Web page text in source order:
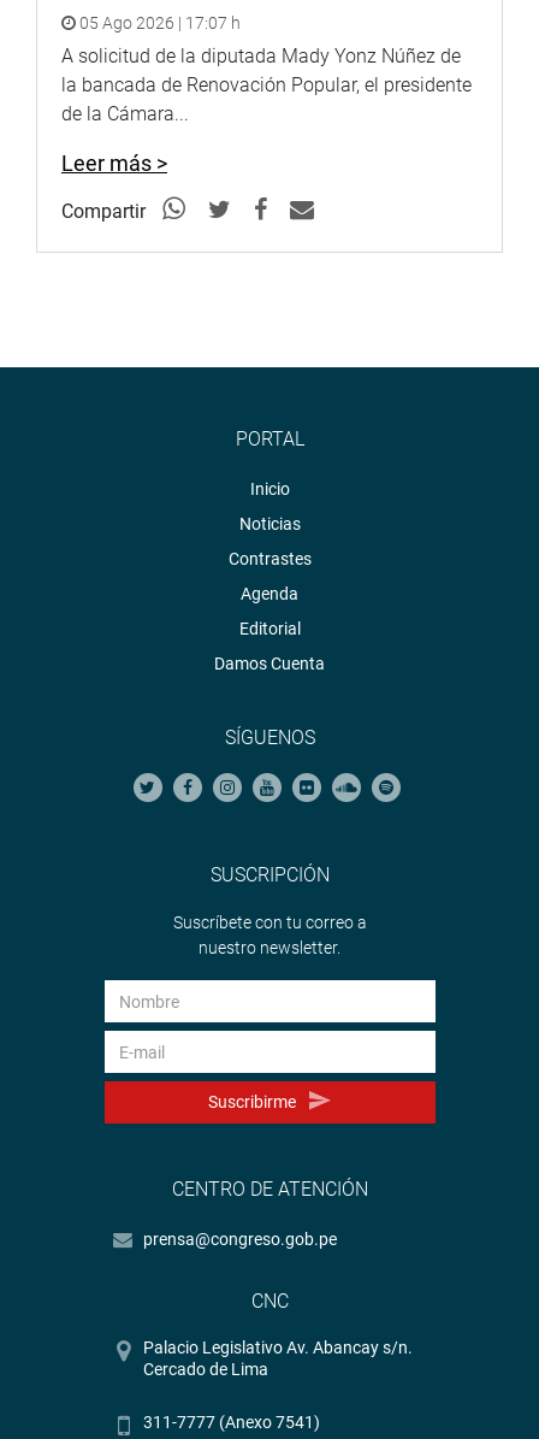
05 Ago 2026 | 17:07 h
A solicitud de la diputada Mady Yonz Núñez de
la bancada de Renovación Popular, el presidente
de la Cámara...
Leer más >
Compartir
PORTAL
Inicio
Noticias
Contrastes
Agenda
Editorial
Damos Cuenta
SÍGUENOS
SUSCRIPCIÓN
Suscríbete con tu correo a
nuestro newsletter.
Suscribirme
CENTRO DE ATENCIÓN
prensa@congreso.gob.pe
CNC
Palacio Legislativo Av. Abancay s/n.
Cercado de Lima
311-7777 (Anexo 7541)